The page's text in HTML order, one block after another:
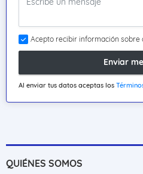
Acepto recibir información sobre
Enviar
Al enviar tus datos aceptas los
QUIÉNES SOMOS